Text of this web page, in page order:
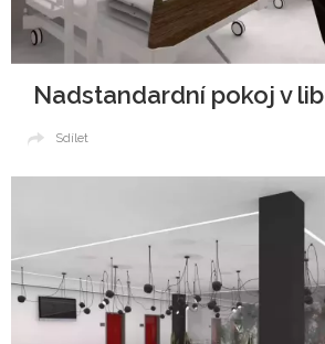
Sdílet